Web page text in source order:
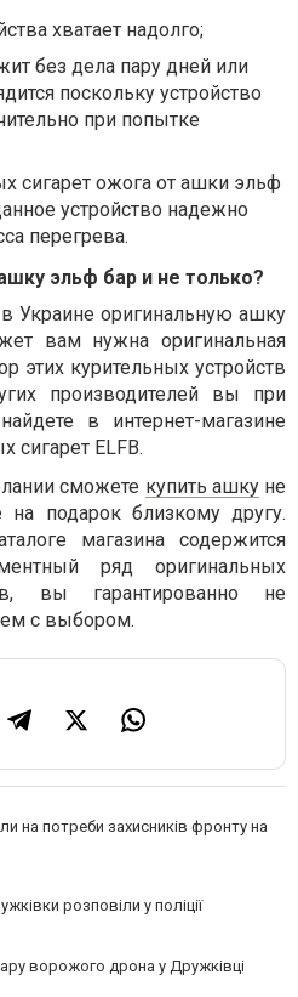
хватает надолго;
без дела пару дней или
поскольку устройство
при попытке
сигарет ожога от ашки эльф
устройство надежно
перегрева.
эльф бар и не только?
Украине оригинальную ашку
вам нужна оригинальная
этих курительных устройств
производителей вы при
в интернет-магазине
сигарет ELFB.
сможете купить ашкуне
подарок близкому другу.
магазина содержится
ряд оригинальных
вы гарантированно не
с выбором.
на потреби захисників фронту на
розповіли у поліції
ворожого дрона у Дружківці